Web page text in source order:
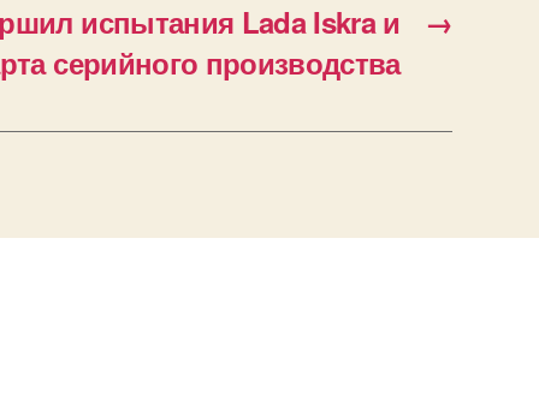
→
испытания Lada Iskra и
серийного производства